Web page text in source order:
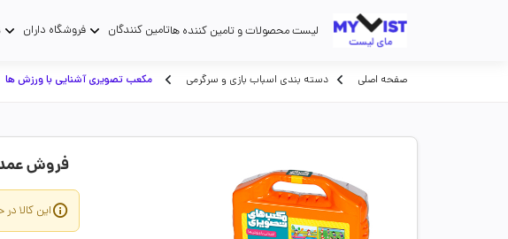
لیست محصولات و تامین کننده هاتامین کنندگان فروشگاه داران
صفحه اصلی دسته بندی اسباب بازی و سرگرمی مکعب تصویری آشنایی با ورزش ها
فروش
این کالا